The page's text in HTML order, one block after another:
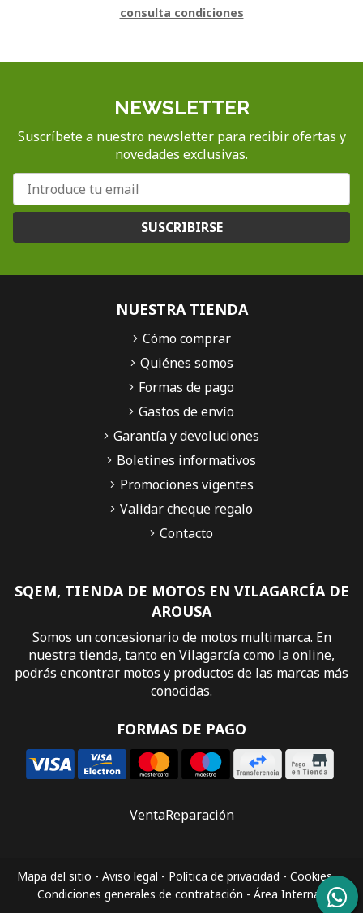
consulta condiciones
NEWSLETTER
Suscríbete a nuestro newsletter para recibir ofertas y
novedades exclusivas.
SUSCRIBIRSE
SQEM, TIENDA DE MOTOS EN VILAGARCÍA DE
AROUSA
Somos un concesionario de motos multimarca. En
nuestra tienda, tanto en Vilagarcía como la online,
podrás encontrar motos y productos de las marcas más
conocidas.
FORMAS DE PAGO
NUESTRA TIENDA
Cómo comprar
Quiénes somos
Formas de pago
Gastos de envío
Garantía y devoluciones
Boletines informativos
Promociones vigentes
Validar cheque regalo
Contacto
VentaReparación
Mapa del sitio - Aviso legal - Política de privacidad - Cookies-
Condiciones generales de contratación - Área Interna